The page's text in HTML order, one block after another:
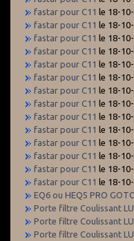
fastar pour C11 le 18-
fastar pour C11 le 18-
fastar pour C11 le 18-
fastar pour C11 le 18-
fastar pour C11 le 18-
fastar pour C11 le 18-
fastar pour C11 le 18-
fastar pour C11 le 18-
fastar pour C11 le 18-
fastar pour C11 le 18-
fastar pour C11 le 18-
fastar pour C11 le 18-
fastar pour C11 le 18-
fastar pour C11 le 18-
EQ6 ou HEQ5 PRO
Porte filtre Coulissant
Porte filtre Coulissant
Porte filtre Coulissant